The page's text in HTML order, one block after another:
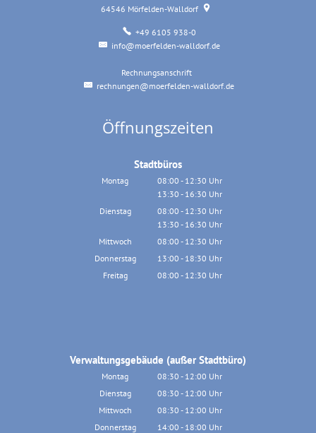
64546 Mörfelden-Walldorf
+49 6105 938-0
info@moerfelden-walldorf.de
Rechnungsanschrift
rechnungen@moerfelden-walldorf.de
Öffnungszeiten
Stadtbüros
Montag 08:00 - 12:30 Uhr
Von 08:00 bis 12:30 Uhr
13:30 - 16:30 Uhr
Von 13:30 bis 16:30 Uhr
Dienstag 08:00 - 12:30 Uhr
Von 08:00 bis 12:30 Uhr
13:30 - 16:30 Uhr
Von 13:30 bis 16:30 Uhr
Mittwoch 08:00 - 12:30 Uhr
Von 08:00 bis 12:30 Uhr
Donnerstag 13:00 - 18:30 Uhr
Von 13:00 bis 18:30 Uhr
Freitag 08:00 - 12:30 Uhr
Verwaltungsgebäude (außer Stadtbüro)
Montag 08:30 - 12:00 Uhr
Von 08:30 bis 12:00 Uhr
Dienstag 08:30 - 12:00 Uhr
Von 08:30 bis 12:00 Uhr
Mittwoch 08:30 - 12:00 Uhr
Von 08:30 bis 12:00 Uhr
Donnerstag 14:00 - 18:00 Uhr